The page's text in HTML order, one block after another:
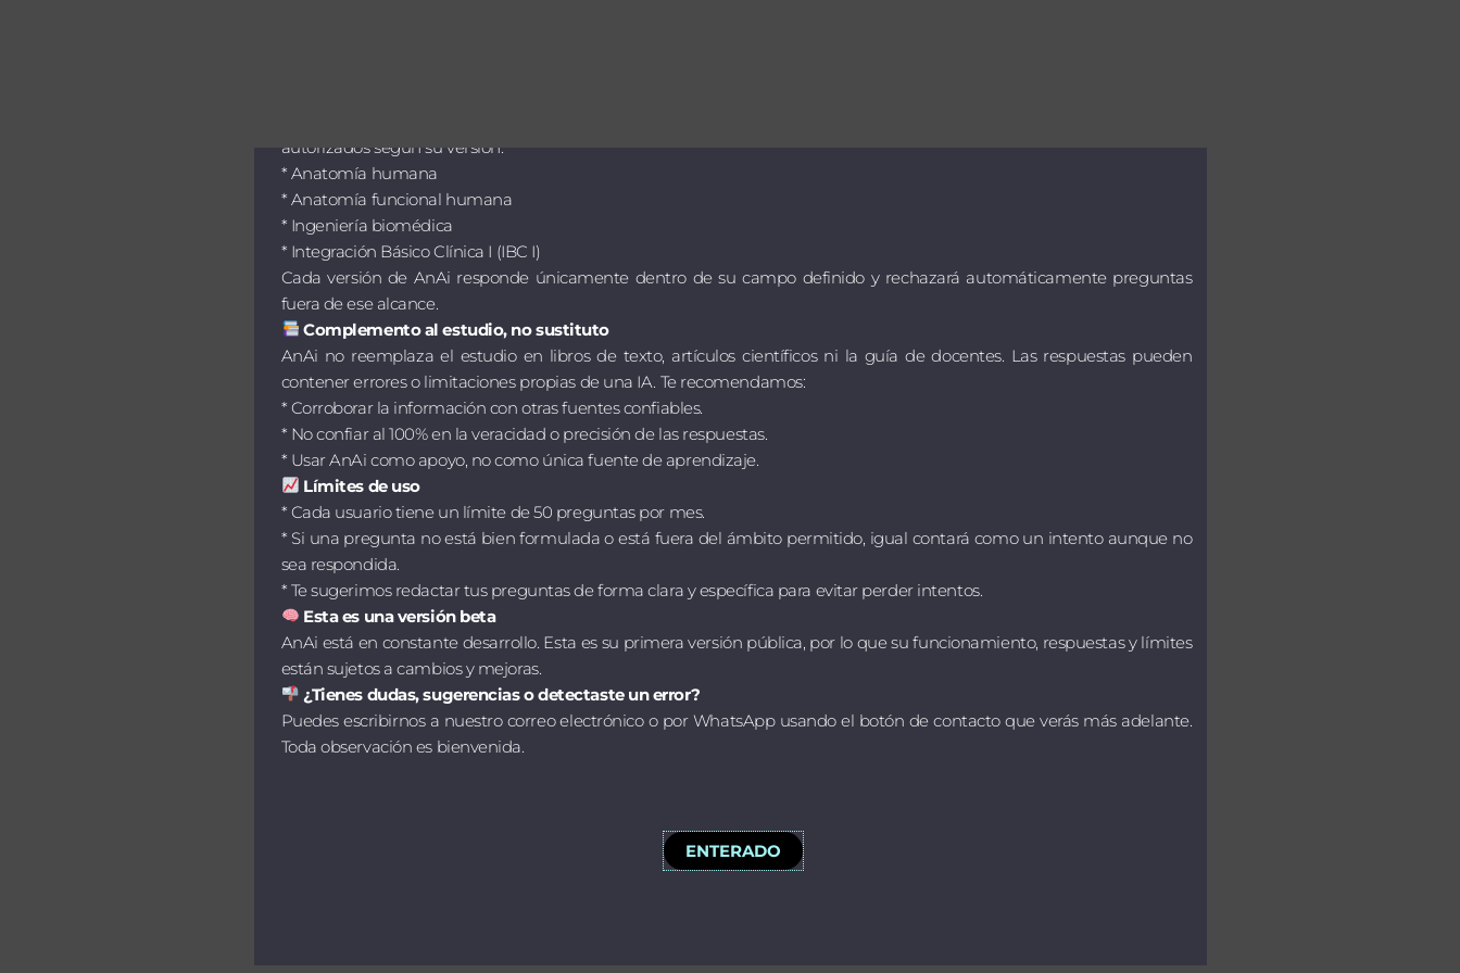
autorizados según su versión:
* Anatomía humana
* Anatomía funcional humana
* Ingeniería biomédica
* Integración Básico Clínica I (IBC I)
Cada versión de AnAi responde únicamente dentro de su campo definido y rechazará automáticamente preguntas
fuera de ese alcance.
Complemento al estudio, no sustituto
AnAi no reemplaza el estudio en libros de texto, artículos científicos ni la guía de docentes. Las respuestas pueden
contener errores o limitaciones propias de una IA. Te recomendamos:
* Corroborar la información con otras fuentes confiables.
* No confiar al 100% en la veracidad o precisión de las respuestas.
* Usar AnAi como apoyo, no como única fuente de aprendizaje.
Límites de uso
* Cada usuario tiene un límite de 50 preguntas por mes.
* Si una pregunta no está bien formulada o está fuera del ámbito permitido, igual contará como un intento aunque no
sea respondida.
* Te sugerimos redactar tus preguntas de forma clara y específica para evitar perder intentos.
Esta es una versión beta
AnAi está en constante desarrollo. Esta es su primera versión pública, por lo que su funcionamiento, respuestas y límites
están sujetos a cambios y mejoras.
¿Tienes dudas, sugerencias o detectaste un error?
Puedes escribirnos a nuestro correo electrónico o por WhatsApp usando el botón de contacto que verás más adelante.
Toda observación es bienvenida.
ENTERADO